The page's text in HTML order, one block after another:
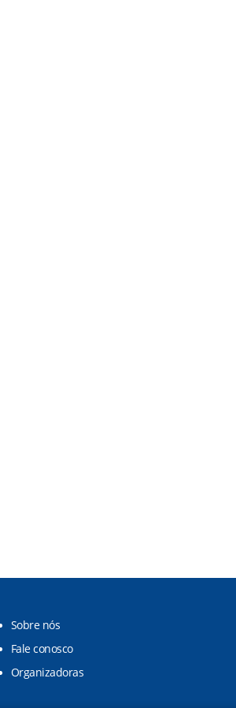
Sobre nós
Fale conosco
Organizadoras